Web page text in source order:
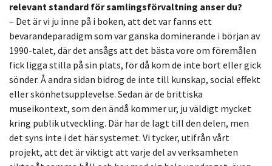
relevant standard för samlingsförvaltning anser du?
– Det är vi ju inne på i boken, att det var fanns ett
bevarandeparadigm som var ganska dominerande i början av
1990-talet, där det ansågs att det bästa vore om föremålen
fick ligga stilla på sin plats, för då kom de inte bort eller gick
sönder. Å andra sidan bidrog de inte till kunskap, social effekt
eller skönhetsupplevelse. Sedan är de brittiska
museikontext, som den ändå kommer ur, ju väldigt mycket
kring publik utveckling. Där har de lagt till den delen, men
det syns inte i det här systemet. Vi tycker, utifrån vårt
projekt, att det är viktigt att varje del av verksamheten